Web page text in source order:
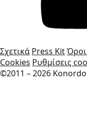
Σχετικά Press Kit
Cookies Ρυθμίσεις
©2011 – 2026